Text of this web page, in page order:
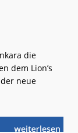
die
dem Lion’s
neue
weiterlese